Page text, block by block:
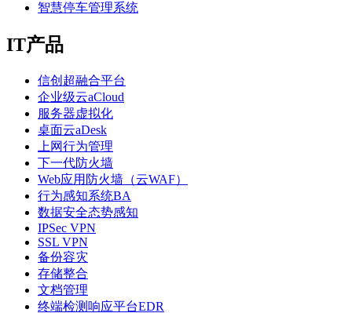
智慧停车管理系统
IT产品
信创超融合平台
企业级云aCloud
服务器虚拟化
桌面云aDesk
上网行为管理
下一代防火墙
Web应用防火墙（云WAF）
行为感知系统BA
数据安全态势感知
IPSec VPN
SSL VPN
备份容灾
存储整合
文档管理
终端检测响应平台EDR